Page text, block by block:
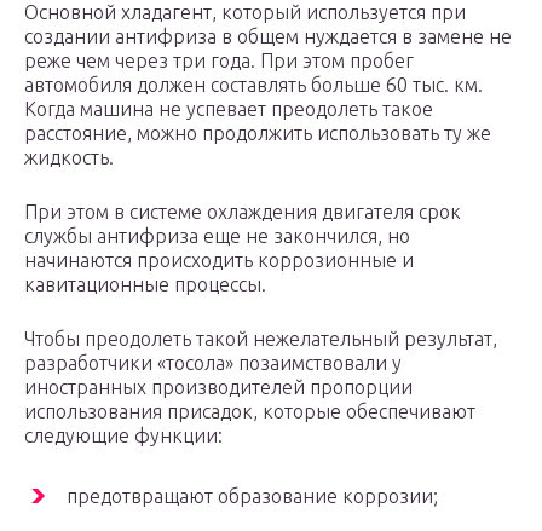
Основной хладагент, который используется при
создании антифриза в общем нуждается в замене не
реже чем через три года. При этом пробег
автомобиля должен составлять больше 60 тыс. км.
Когда машина не успевает преодолеть такое
расстояние, можно продолжить использовать ту же
жидкость.
При этом в системе охлаждения двигателя срок
службы антифриза еще не закончился, но
начинаются происходить коррозионные и
кавитационные процессы.
Чтобы преодолеть такой нежелательный результат,
разработчики «тосола» позаимствовали у
иностранных производителей пропорции
использования присадок, которые обеспечивают
следующие функции:
предотвращают образование коррозии;